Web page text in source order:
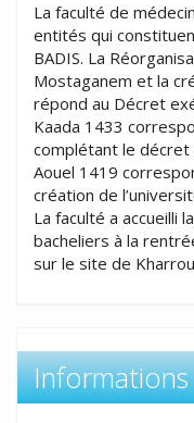
La faculté de
entités qui
BADIS. La
Mostaganem et la
répond au Décret
Kaada 1433
complétant le décret
Aouel 1419
création de
La faculté a accueilli
bacheliers à la
sur le site de
Informations